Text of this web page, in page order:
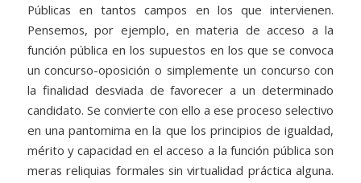
Públicas en tantos campos en los que intervienen.
Pensemos, por ejemplo, en materia de acceso a la
función pública en los supuestos en los que se convoca
un concurso-oposición o simplemente un concurso con
la finalidad desviada de favorecer a un determinado
candidato. Se convierte con ello a ese proceso selectivo
en una pantomima en la que los principios de igualdad,
mérito y capacidad en el acceso a la función pública son
meras reliquias formales sin virtualidad práctica alguna.